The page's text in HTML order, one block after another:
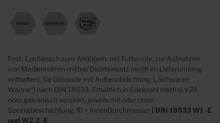
Fest- Losflansch zum Andübeln, mit Futterrohr, zur Aufnahme
von Medienrohren mittels Dichteinsatz (nicht im Lieferumfang
enthalten), für Gebäude mit Außenabdichtung („Schwarze
Wanne“) nach DIN 18533. Erhältlich in Edelstahl rostfrei V2A
oder galvanisch verzinkt, jeweils mit oder ohne
Spezialbeschichtung. ID = InnenDurchmesser
| DIN 18533 W1 -E
und W2.2 -E